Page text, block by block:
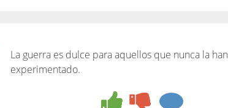
La guerra es dulce para aquellos que nunca la han
experimentado.